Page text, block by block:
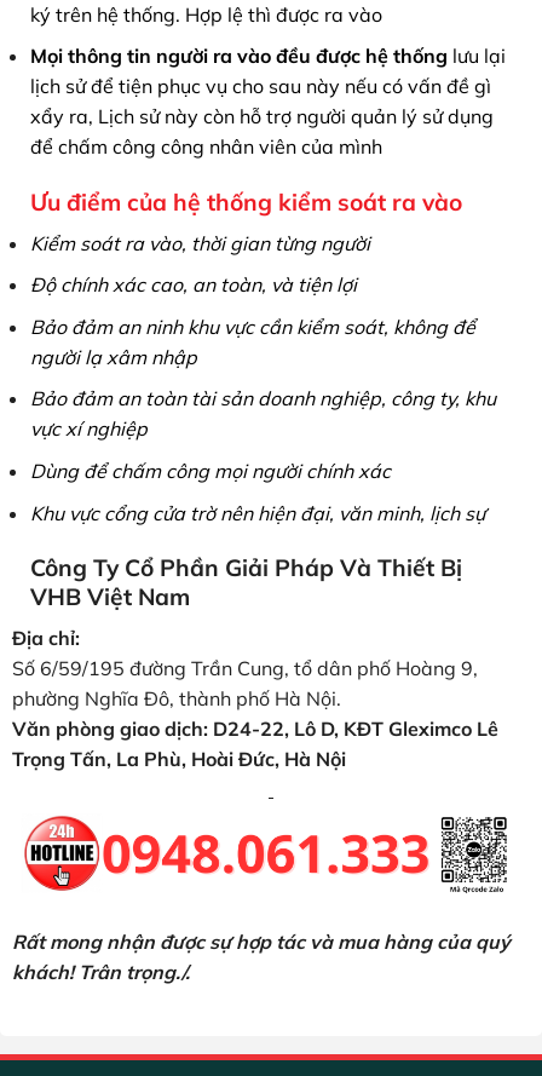
ký trên hệ thống. Hợp lệ thì được ra vào
Mọi thông tin người ra vào đều được hệ thống lưu lại
lịch sử để tiện phục vụ cho sau này nếu có vấn đề gì
xẩy ra, Lịch sử này còn hỗ trợ người quản lý sử dụng
để chấm công công nhân viên của mình
Ưu điểm của hệ thống kiểm soát ra vào
Kiểm soát ra vào, thời gian từng người
Độ chính xác cao, an toàn, và tiện lợi
Bảo đảm an ninh khu vực cần kiểm soát, không để
người lạ xâm nhập
Bảo đảm an toàn tài sản doanh nghiệp, công ty, khu
vực xí nghiệp
Dùng để chấm công mọi người chính xác
Khu vực cổng cửa trờ nên hiện đại, văn minh, lịch sự
Công Ty Cổ Phần Giải Pháp Và Thiết Bị
VHB Việt Nam
Địa chỉ:
Số 6/59/195 đường Trần Cung, tổ dân phố Hoàng 9,
phường Nghĩa Đô, thành phố Hà Nội.
Văn phòng giao dịch: D24-22, Lô D, KĐT Gleximco Lê
Trọng Tấn, La Phù, Hoài Đức, Hà Nội
Rất mong nhận được sự hợp tác và mua hàng của quý
khách! Trân trọng./.